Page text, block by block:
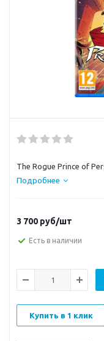
The Rogue Prince of
Подробнее
3 700 руб/шт
Есть в наличии
Купить в 1 клик